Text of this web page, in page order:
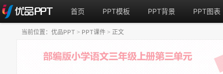
首页 PPT模板 PPT背景 PPT图表
当前位置： 优品PPT > PPT课件 > 正文